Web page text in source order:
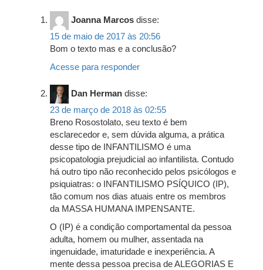
Joanna Marcos disse:
15 de maio de 2017 às 20:56
Bom o texto mas e a conclusão?
Acesse para responder
Dan Herman disse:
23 de março de 2018 às 02:55
Breno Rosostolato, seu texto é bem
esclarecedor e, sem dúvida alguma, a prática
desse tipo de INFANTILISMO é uma
psicopatologia prejudicial ao infantilista. Contudo
há outro tipo não reconhecido pelos psicólogos e
psiquiatras: o INFANTILISMO PSÍQUICO (IP),
tão comum nos dias atuais entre os membros
da MASSA HUMANA IMPENSANTE.
O (IP) é a condição comportamental da pessoa
adulta, homem ou mulher, assentada na
ingenuidade, imaturidade e inexperiência. A
mente dessa pessoa precisa de ALEGORIAS E